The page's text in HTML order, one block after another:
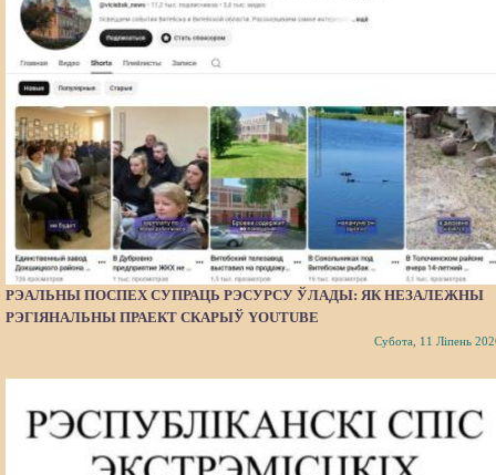
РЭАЛЬНЫ ПОСПЕХ СУПРАЦЬ РЭСУРСУ ЎЛАДЫ: ЯК НЕЗАЛЕЖНЫ
РЭГІЯНАЛЬНЫ ПРАЕКТ СКАРЫЎ YOUTUBE
Субота, 11 Ліпень